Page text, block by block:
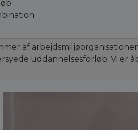
af
uddannelsesforløb. Vi er